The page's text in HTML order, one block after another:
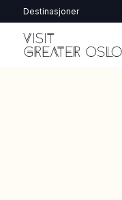
Destinasjoner